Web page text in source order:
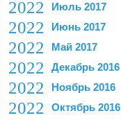
Июль 2017
Июнь 2017
Май 2017
Декабрь 2016
Ноябрь 2016
Октябрь 2016